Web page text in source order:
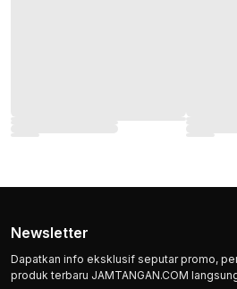
Newsletter
Dapatkan info eksklusif seputar promo,
produk terbaru JAMTANGAN.COM